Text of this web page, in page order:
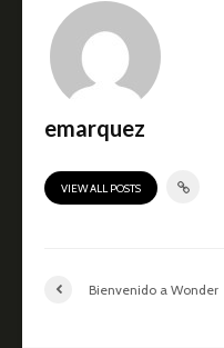
emarquez
VIEW ALL POSTS
Bienvenido a Wonder